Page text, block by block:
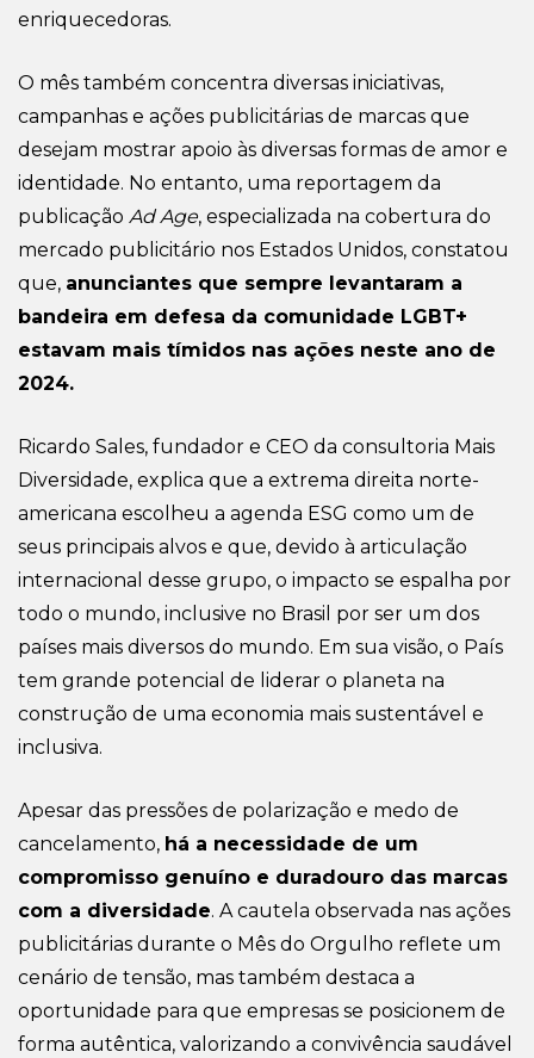
enriquecedoras.
O mês também concentra diversas iniciativas,
campanhas e ações publicitárias de marcas que
desejam mostrar apoio às diversas formas de amor e
identidade. No entanto, uma reportagem da
publicação Ad Age, especializada na cobertura do
mercado publicitário nos Estados Unidos, constatou
que, anunciantes que sempre levantaram a
bandeira em defesa da comunidade LGBT+
estavam mais tímidos nas ações neste ano de
2024.
Ricardo Sales, fundador e CEO da consultoria Mais
Diversidade, explica que a extrema direita norte-
americana escolheu a agenda ESG como um de
seus principais alvos e que, devido à articulação
internacional desse grupo, o impacto se espalha por
todo o mundo, inclusive no Brasil por ser um dos
países mais diversos do mundo. Em sua visão, o País
tem grande potencial de liderar o planeta na
construção de uma economia mais sustentável e
inclusiva.
Apesar das pressões de polarização e medo de
cancelamento, há a necessidade de um
compromisso genuíno e duradouro das marcas
com a diversidade. A cautela observada nas ações
publicitárias durante o Mês do Orgulho reflete um
cenário de tensão, mas também destaca a
oportunidade para que empresas se posicionem de
forma autêntica, valorizando a convivência saudável